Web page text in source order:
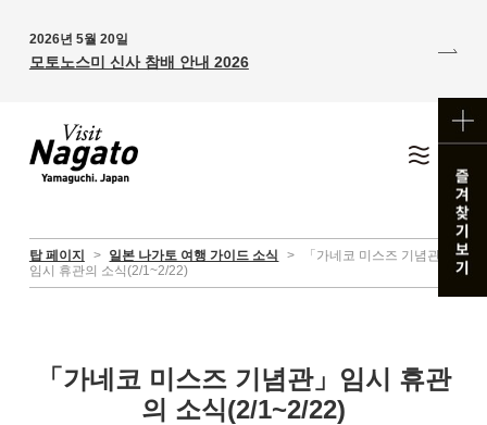
2026년 5월 20일
모토노스미 신사 참배 안내 2026
탑 페이지 > 일본 나가토 여행 가이드 소식 >
「가네코 미스즈 기념관」
임시 휴관의 소식(2/1~2/22)
「가네코 미스즈 기념관」임시 휴관
의 소식(2/1~2/22)